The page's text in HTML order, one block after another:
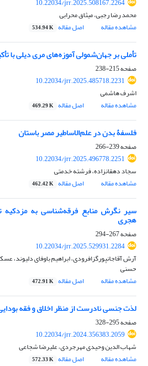
محمد رضا رجبی، میثاق محرابی
مشاهده مقاله
اصل مقاله 534.94 K
تأملی بر جهان‌شمولی آموزه‌های مری دیلی با
صفحه215-238
10.22034/jrr.2025.485718.2231
اشرف هاشمی
مشاهده مقاله
اصل مقاله 469.29 K
فلسفۀ بدن در علم‌الاساطیر مصر باستان
صفحه239-266
10.22034/jrr.2025.496778.2251
سجاد دهقانزاده، فرشته خدمتی
مشاهده مقاله
اصل مقاله 462.42 K
سیر نگرش منابع فرقه‌شناسی به مزدکیه
هجری
صفحه267-294
10.22034/jrr.2025.529931.2284
آرش آقاجانپورگزافرودی، ابراهیم باوفای دلیوند،
حسنی
مشاهده مقاله
اصل مقاله 472.91 K
لذت جنسی نادرست از منظر اخلاق و فقه
صفحه295-328
10.22034/jrr.2024.356383.2059
شهاب‌ الدین وحیدی مهرجردی، علیرضا شجاعی
مشاهده مقاله
اصل مقاله 572.33 K